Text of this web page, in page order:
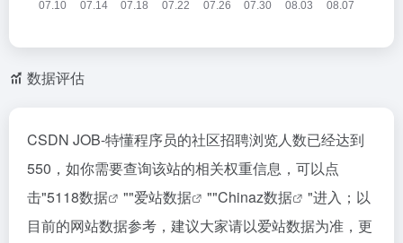
数据评估
CSDN JOB-特懂程序员的社区招聘浏览人数已经达到
550，如你需要查询该站的相关权重信息，可以点
击"5118数据 ""爱站数据 ""Chinaz数据
"进入；以
目前的网站数据参考，建议大家请以爱站数据为准，更